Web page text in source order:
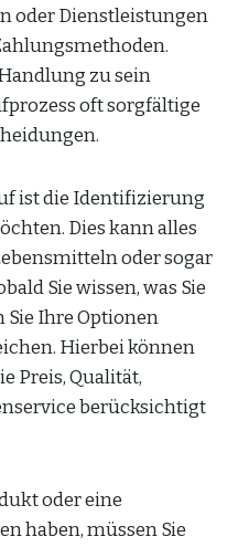
oder Dienstleistungen
zu sein
oft sorgfältige
ist die Identifizierung
Dies kann alles
oder sogar
Sie wissen, was Sie
Ihre Optionen
Hierbei können
Preis, Qualität,
berücksichtigt
oder eine
haben, müssen Sie